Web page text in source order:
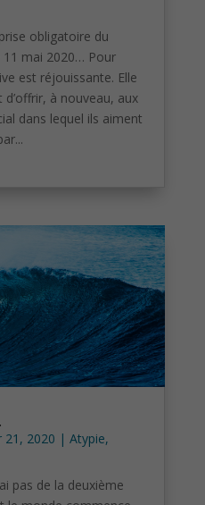
obligatoire du
11 mai 2020… Pour
est réjouissante. Elle
à nouveau, aux
dans lequel ils aiment
21, 2020 | Atypie,
pas de la deuxième